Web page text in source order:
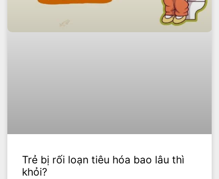
Trẻ bị rối loạn tiêu hóa bao lâu thì
khỏi?